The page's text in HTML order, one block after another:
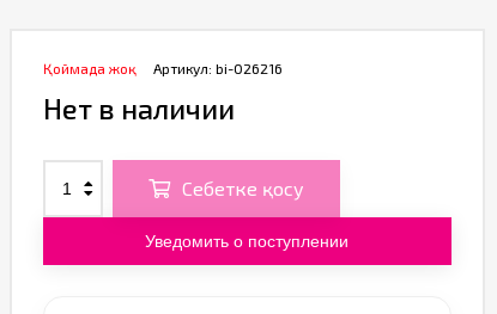
Артикул: bi-026216
Қоймада жоқ
Нет в наличии
Себетке қосу
Уведомить о поступлении